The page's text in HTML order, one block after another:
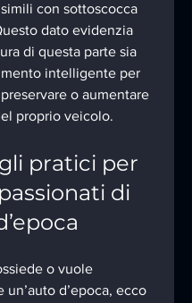
con sottoscocca
dato evidenzia
di questa parte sia
intelligente per
o aumentare
proprio veicolo.
pratici per
di
o vuole
un’auto d’epoca, ecco